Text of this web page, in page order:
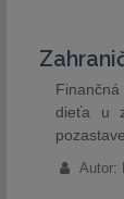
dieťa u
Autor: